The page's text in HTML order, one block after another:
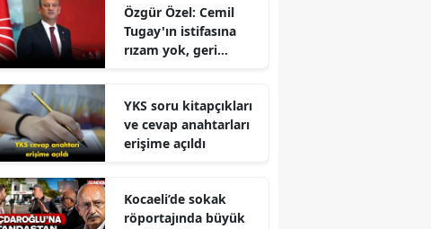
Özgür Özel: Cemil
Tugay'ın istifasına
rızam yok, geri
YKS soru kitapçıkları
ve cevap anahtarları
erişime açıldı
Kocaeli’de sokak
röportajında büyük